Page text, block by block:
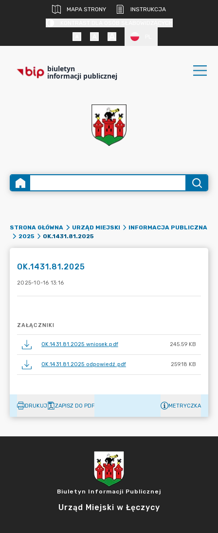
MAPA STRONY
INSTRUKCJA
biuletyn
informacji publicznej
STRONA GŁÓWNA URZĄD MIEJSKI
INFORMACJA PUBLICZNA
2025
OK.1431.81.2025
OK.1431.81.2025
2025-10-16 13:16
ZAŁĄCZNIKI
OK.1431.81.2025 wniosek.pdf 245.59 KB
OK.1431.81.2025 odpowiedź.pdf 259.18 KB
DRUKUJ ZAPISZ DO PDF METRYCZKA
Biuletyn Informacji Publicznej
Urząd Miejski w Łęczycy